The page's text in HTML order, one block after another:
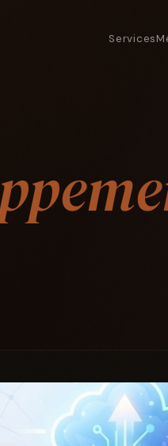
Services